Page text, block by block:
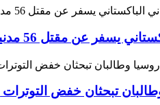
56 مدنياً وتصاعد أزمة النزوح
تبحثان خفض التوترات